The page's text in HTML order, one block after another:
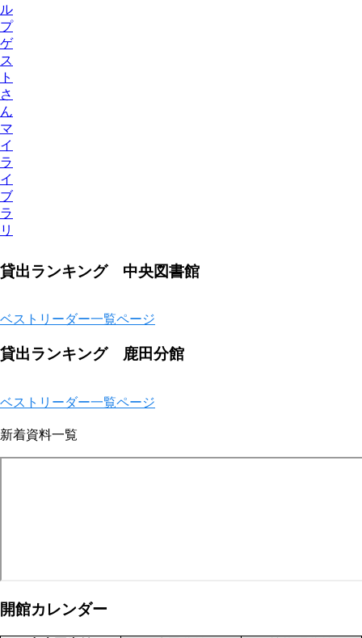
ル
プ
ゲ
ス
ト
さ
ん
マ
イ
ラ
イ
ブ
ラ
リ
貸出ランキング 中央図書館
ベストリーダー一覧ページ
貸出ランキング 鹿田分館
ベストリーダー一覧ページ
新着資料一覧
開館カレンダー